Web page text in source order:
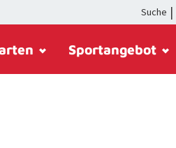
Suche
Sportangebot